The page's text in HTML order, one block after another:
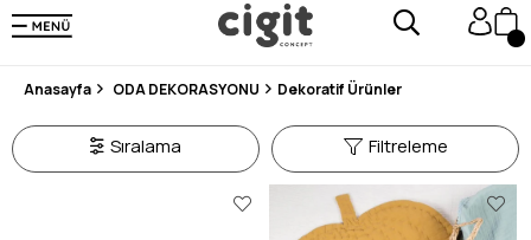
250.000'DEN FAZLA DEĞERLENDİRMEDE 5 ÜZERİNDEN 4.8 PUAN ALDI ⭐⭐⭐⭐⭐
3 MİLYONDAN FAZLA MUTLU MÜŞTERİ ❤️ 10 MİLYON ÜRÜN
Anasayfa ODA DEKORASYONU Dekoratif Ürünler
Filtreleme
Sıralama